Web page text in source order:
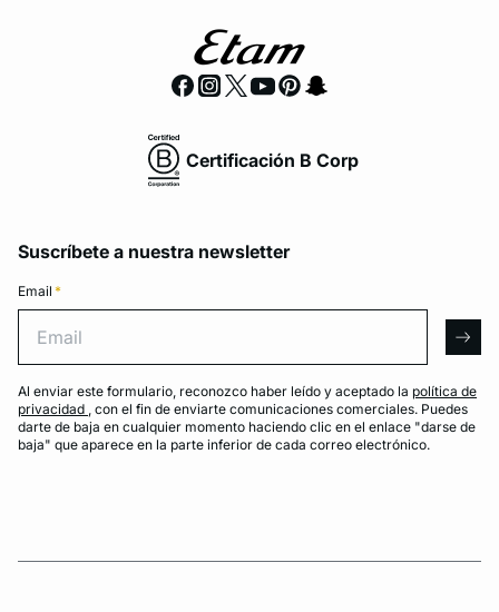
Certificación B Corp
Suscríbete a nuestra newsletter
Email *
Al enviar este formulario, reconozco haber leído y aceptado la política de
privacidad , con el fin de enviarte comunicaciones comerciales. Puedes
darte de baja en cualquier momento haciendo clic en el enlace "darse de
baja" que aparece en la parte inferior de cada correo electrónico.